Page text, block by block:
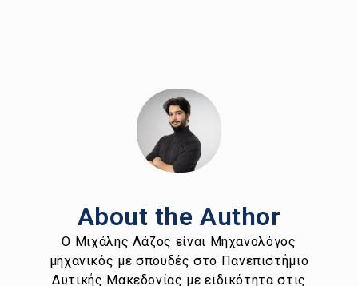
About the Author
Ο Μιχάλης Λάζος είναι Μηχανολόγος
μηχανικός με σπουδές στο Πανεπιστήμιο
Δυτικής Μακεδονίας με ειδικότητα στις